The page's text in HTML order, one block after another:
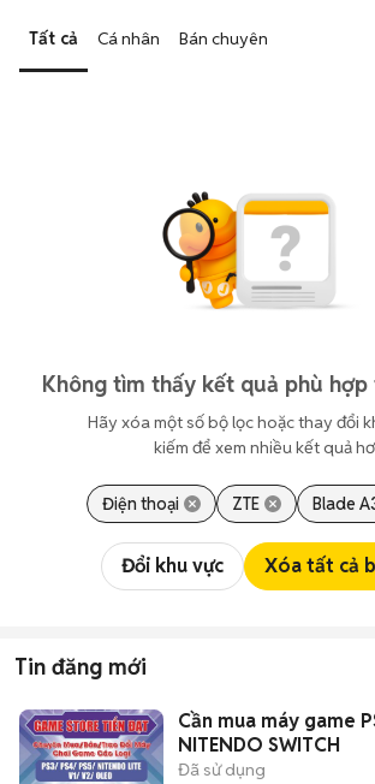
Tất cả Cá nhân Bán chuyên
Không tìm thấy kết quả phù hợp
Hãy xóa một số bộ lọc hoặc thay đổi
kiếm để xem nhiều kết quả
Điện thoại ZTE Blade
Đổi khu vực Xóa tất cả
Tin đăng mới
Cần mua máy game
NITENDO SWITCH
Đã sử dụng